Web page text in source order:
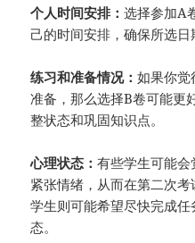
个人时间安排：选择参加A
己的时间安排，确保所选日
练习和准备情况：如果你觉
准备，那么选择B卷可能更
整状态和巩固知识点。
心理状态：有些学生可能
紧张情绪，从而在第二次
学生则可能希望尽快完成
态。